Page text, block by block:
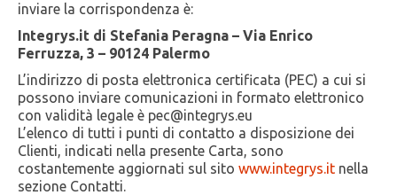
inviare la corrispondenza è:
Integrys.it di Stefania Peragna – Via Enrico
Ferruzza, 3 – 90124 Palermo
L’indirizzo di posta elettronica certificata (PEC) a cui si
possono inviare comunicazioni in formato elettronico
con validità legale è pec@integrys.eu
L’elenco di tutti i punti di contatto a disposizione dei
Clienti, indicati nella presente Carta, sono
costantemente aggiornati sul sito www.integrys.it nella
sezione Contatti.